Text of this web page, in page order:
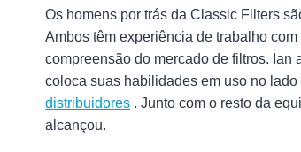
Os homens por trás da Classic Filters
Ambos têm experiência de trabalho
compreensão do mercado de filtros. Ian
coloca suas habilidades em uso no
distribuidores . Junto com o resto da
alcançou.